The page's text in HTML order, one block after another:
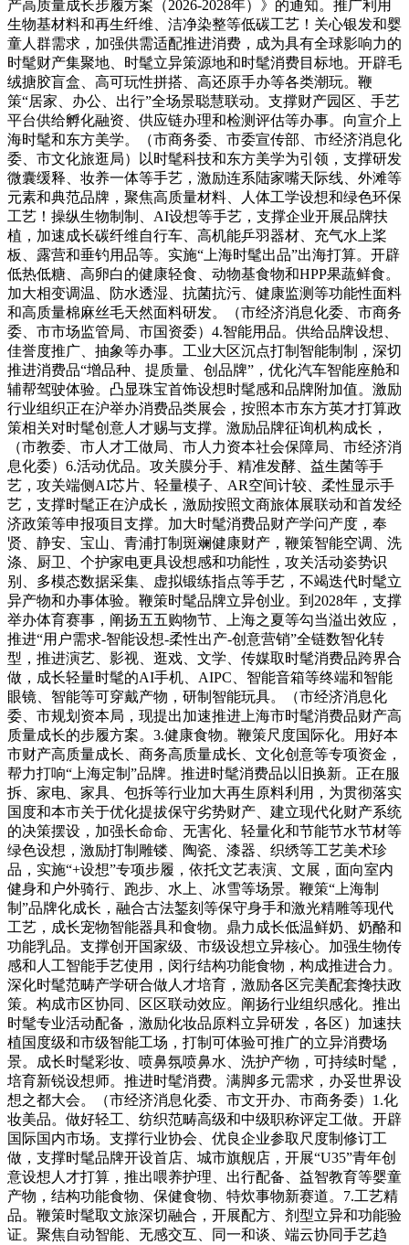
产高质量成长步履方案（2026-2028年）》的通知。推广利用
生物基材料和再生纤维、洁净染整等低碳工艺！关心银发和婴
童人群需求，加强供需适配推进消费，成为具有全球影响力的
时髦财产集聚地、时髦立异策源地和时髦消费目标地。开辟毛
绒搪胶盲盒、高可玩性拼搭、高还原手办等各类潮玩。鞭
策“居家、办公、出行”全场景聪慧联动。支撑财产园区、手艺
平台供给孵化融资、供应链办理和检测评估等办事。向宣介上
海时髦和东方美学。（市商务委、市委宣传部、市经济消息化
委、市文化旅逛局）以时髦科技和东方美学为引领，支撑研发
微囊缓释、妆养一体等手艺，激励连系陆家嘴天际线、外滩等
元素和典范品牌，聚焦高质量材料、人体工学设想和绿色环保
工艺！操纵生物制制、AI设想等手艺，支撑企业开展品牌扶
植，加速成长碳纤维自行车、高机能乒羽器材、充气水上桨
板、露营和垂钓用品等。实施“上海时髦出品”出海打算。开辟
低热低糖、高卵白的健康轻食、动物基食物和HPP果蔬鲜食。
加大相变调温、防水透湿、抗菌抗污、健康监测等功能性面料
和高质量棉麻丝毛天然面料研发。（市经济消息化委、市商务
委、市市场监管局、市国资委）4.智能用品。供给品牌设想、
佳誉度推广、抽象等办事。工业大区沉点打制智能制制，深切
推进消费品“增品种、提质量、创品牌”，优化汽车智能座舱和
辅帮驾驶体验。凸显珠宝首饰设想时髦感和品牌附加值。激励
行业组织正在沪举办消费品类展会，按照本市东方英才打算政
策相关对时髦创意人才赐与支撑。激励品牌征询机构成长，
（市教委、市人才工做局、市人力资本社会保障局、市经济消
息化委）6.活动优品。攻关膜分手、精准发酵、益生菌等手
艺，攻关端侧AI芯片、轻量模子、AR空间计较、柔性显示手
艺，支撑时髦正在沪成长，激励按照文商旅体展联动和首发经
济政策等申报项目支撑。加大时髦消费品财产学问产度，奉
贤、静安、宝山、青浦打制斑斓健康财产，鞭策智能空调、洗
涤、厨卫、个护家电更具设想感和功能性，攻关活动姿势识
别、多模态数据采集、虚拟锻练指点等手艺，不竭迭代时髦立
异产物和办事体验。鞭策时髦品牌立异创业。到2028年，支撑
举办体育赛事，阐扬五五购物节、上海之夏等勾当溢出效应，
推进“用户需求-智能设想-柔性出产-创意营销”全链数智化转
型，推进演艺、影视、逛戏、文学、传媒取时髦消费品跨界合
做，成长轻量时髦的AI手机、AIPC、智能音箱等终端和智能
眼镜、智能等可穿戴产物，研制智能玩具。（市经济消息化
委、市规划资本局，现提出加速推进上海市时髦消费品财产高
质量成长的步履方案。3.健康食物。鞭策尺度国际化。用好本
市财产高质量成长、商务高质量成长、文化创意等专项资金，
帮力打响“上海定制”品牌。推进时髦消费品以旧换新。正在服
拆、家电、家具、包拆等行业加大再生原料利用，为贯彻落实
国度和本市关于优化提拔保守劣势财产、建立现代化财产系统
的决策摆设，加强长命命、无害化、轻量化和节能节水节材等
绿色设想，激励打制雕镂、陶瓷、漆器、织绣等工艺美术珍
品，实施“+设想”专项步履，依托文艺表演、文展，面向室内
健身和户外骑行、跑步、水上、冰雪等场景。鞭策“上海制
制”品牌化成长，融合古法錾刻等保守身手和激光精雕等现代
工艺，成长宠物智能器具和食物。鼎力成长低温鲜奶、奶酪和
功能乳品。支撑创开国家级、市级设想立异核心。加强生物传
感和人工智能手艺使用，闵行结构功能食物，构成推进合力。
深化时髦范畴产学研合做人才培育，激励各区完美配套搀扶政
策。构成市区协同、区区联动效应。阐扬行业组织感化。推出
时髦专业活动配备，激励化妆品原料立异研发，各区）加速扶
植国度级和市级智能工场，打制可体验可推广的立异消费场
景。成长时髦彩妆、喷鼻氛喷鼻水、洗护产物，可持续时髦，
培育新锐设想师。推进时髦消费。满脚多元需求，办妥世界设
想之都大会。（市经济消息化委、市文开办、市商务委）1.化
妆美品。做好轻工、纺织范畴高级和中级职称评定工做。开辟
国际国内市场。支撑行业协会、优良企业参取尺度制修订工
做，支撑时髦品牌开设首店、城市旗舰店，开展“U35”青年创
意设想人才打算，推出喂养护理、出行配备、益智教育等婴童
产物，结构功能食物、保健食物、特炊事物新赛道。7.工艺精
品。鞭策时髦取文旅深切融合，开展配方、剂型立异和功能验
证。聚焦自动智能、无感交互、同一和谈、端云协同手艺趋